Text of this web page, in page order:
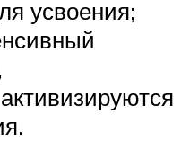
усвоения;